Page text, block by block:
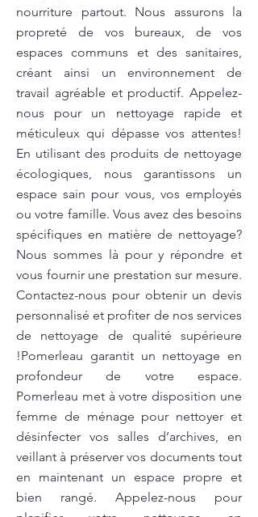
nourriture partout. Nous assurons la
propreté de vos bureaux, de vos
espaces communs et des sanitaires,
créant ainsi un environnement de
travail agréable et productif. Appelez-
nous pour un nettoyage rapide et
méticuleux qui dépasse vos attentes!
En utilisant des produits de nettoyage
écologiques, nous garantissons un
espace sain pour vous, vos employés
ou votre famille. Vous avez des besoins
spécifiques en matière de nettoyage?
Nous sommes là pour y répondre et
vous fournir une prestation sur mesure.
Contactez-nous pour obtenir un devis
personnalisé et profiter de nos services
de nettoyage de qualité supérieure
!Pomerleau garantit un nettoyage en
profondeur de votre espace.
Pomerleau met à votre disposition une
femme de ménage pour nettoyer et
désinfecter vos salles d’archives, en
veillant à préserver vos documents tout
en maintenant un espace propre et
bien rangé. Appelez-nous pour